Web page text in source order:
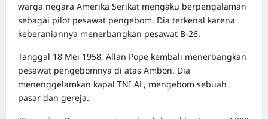
warga negara Amerika Serikat mengaku berpengalaman
sebagai pilot pesawat pengebom. Dia terkenal karena
keberaniannya menerbangkan pesawat B-26.
Tanggal 18 Mei 1958, Allan Pope kembali menerbangkan
pesawat pengebomnya di atas Ambon. Dia
menenggelamkan kapal TNI AL, mengebom sebuah
pasar dan gereja.